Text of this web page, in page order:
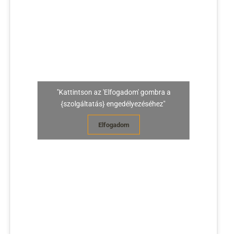
"Kattintson az 'Elfogadom' gombra a
{szolgáltatás} engedélyezéséhez"
Elfogadom